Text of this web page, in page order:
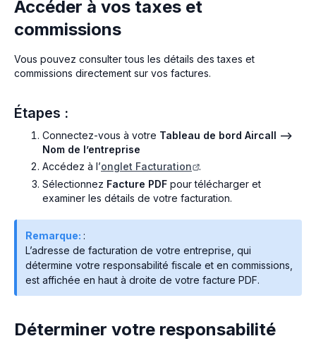
Accéder à vos taxes et
commissions
Vous pouvez consulter tous les détails des taxes et
commissions directement sur vos factures.
Étapes :
Connectez-vous à votre Tableau de bord Aircall -->
Nom de l’entreprise
Accédez à l’onglet Facturation
.
Sélectionnez Facture PDF pour télécharger et
examiner les détails de votre facturation.
Remarque: :
L’adresse de facturation de votre entreprise, qui
détermine votre responsabilité fiscale et en commissions,
est affichée en haut à droite de votre facture PDF.
Déterminer votre responsabilité